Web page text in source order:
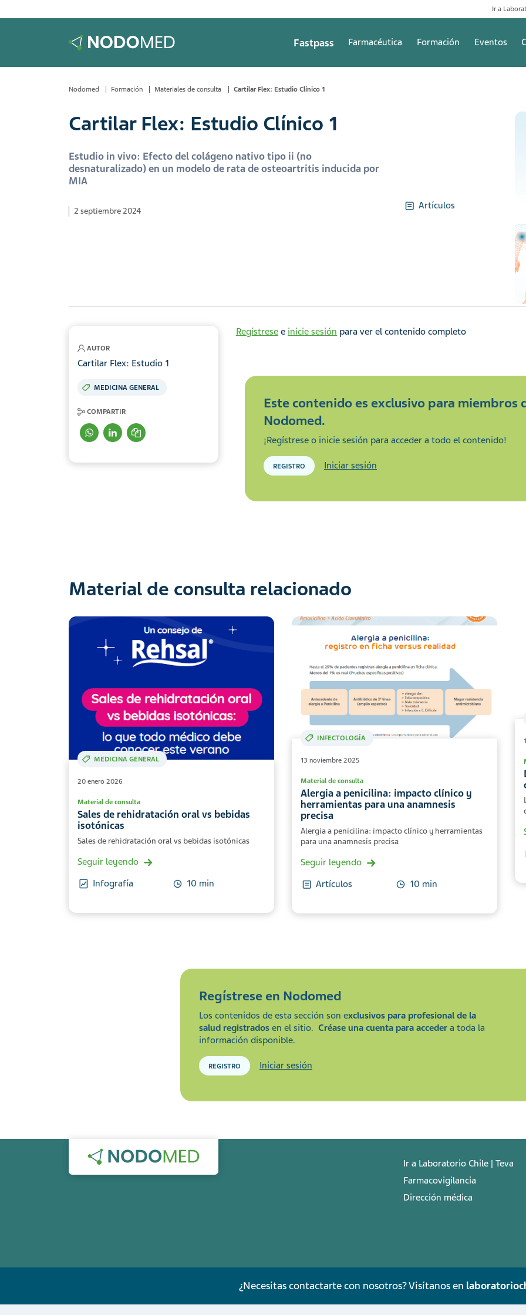
Ir a
Fastpass Farmacéutica Formación Eventos
Nodomed Formación Materiales de consulta Cartilar Flex: Estudio Clínico 1
Cartilar Flex: Estudio Clínico 1
Estudio in vivo: Efecto del colágeno nativo tipo ii (no
desnaturalizado) en un modelo de rata de osteoartritis inducida por
MIA
2 septiembre 2024 Artículos
AUTOR
Cartilar Flex: Estudio 1
MEDICINA GENERAL
COMPARTIR
Regístrese e inicie sesión para ver el contenido completo
Este contenido es exclusivo para miembros
Nodomed.
¡Regístrese o inicie sesión para acceder a todo el contenido!
REGISTRO Iniciar sesión
Material de consulta relacionado
MEDICINA GENERAL
20 enero 2026
Material de consulta
Sales de rehidratación oral vs bebidas
isotónicas
Sales de rehidratación oral vs bebidas isotónicas
Seguir leyendo
Infografía
10 min
INFECTOLOGÍA
13 noviembre 2025
Material de consulta
Alergia a penicilina: impacto clínico y
herramientas para una anamnesis
precisa
Alergia a penicilina: impacto clínico y herramientas
para una anamnesis precisa
Seguir leyendo
Artículos
10 min
Regístrese en Nodomed
Los contenidos de esta sección son exclusivos para profesional de la
salud registrados en el sitio. Créase una cuenta para acceder a toda la
información disponible.
REGISTRO Iniciar sesión
Ir a Laboratorio Chile | Teva
Farmacovigilancia
Dirección médica
¿Necesitas contactarte con nosotros? Visítanos en